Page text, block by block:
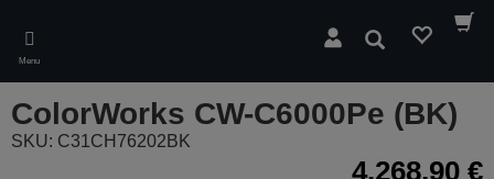
main
content
Menu
Pesquisar
ColorWorks CW-C6000Pe (BK)
SKU: C31CH76202BK
4.268,90 €